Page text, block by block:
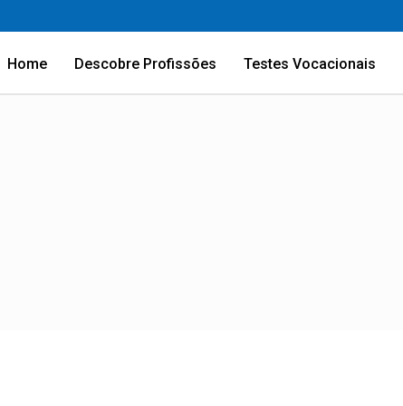
Home Descobre Profissões Testes Vocacionais